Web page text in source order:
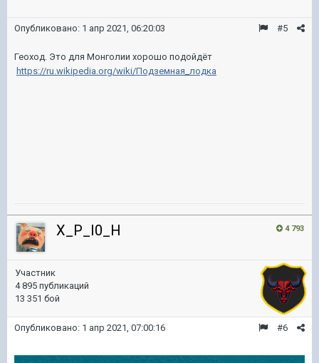
#5
Опубликовано: 1 апр 2021, 06:20:03
Геоход. Это для Монголии хорошо подойдёт
https://ru.wikipedia.org/wiki/Подземная_лодка
4 793
X_P_I0_H
Участник
4 895 публикаций
13 351 бой
#6
Опубликовано: 1 апр 2021, 07:00:16